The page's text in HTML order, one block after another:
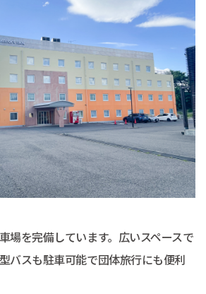
場を完備しています。広いスペースで
バスも駐車可能で団体旅行にも便利